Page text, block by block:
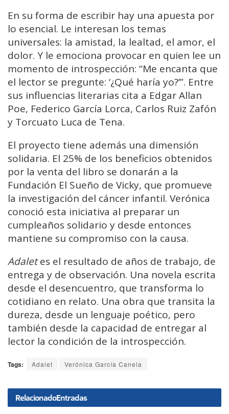
En su forma de escribir hay una apuesta por
lo esencial. Le interesan los temas
universales: la amistad, la lealtad, el amor, el
dolor. Y le emociona provocar en quien lee un
momento de introspección: “Me encanta que
el lector se pregunte: ‘¿Qué haría yo?’”. Entre
sus influencias literarias cita a Edgar Allan
Poe, Federico García Lorca, Carlos Ruiz Zafón
y Torcuato Luca de Tena.
El proyecto tiene además una dimensión
solidaria. El 25% de los beneficios obtenidos
por la venta del libro se donarán a la
Fundación El Sueño de Vicky, que promueve
la investigación del cáncer infantil. Verónica
conoció esta iniciativa al preparar un
cumpleaños solidario y desde entonces
mantiene su compromiso con la causa.
Adaletes el resultado de años de trabajo, de
entrega y de observación. Una novela escrita
desde el desencuentro, que transforma lo
cotidiano en relato. Una obra que transita la
dureza, desde un lenguaje poético, pero
también desde la capacidad de entregar al
lector la condición de la introspección.
Tags: Adalet Verónica García Canela
RelacionadoEntradas